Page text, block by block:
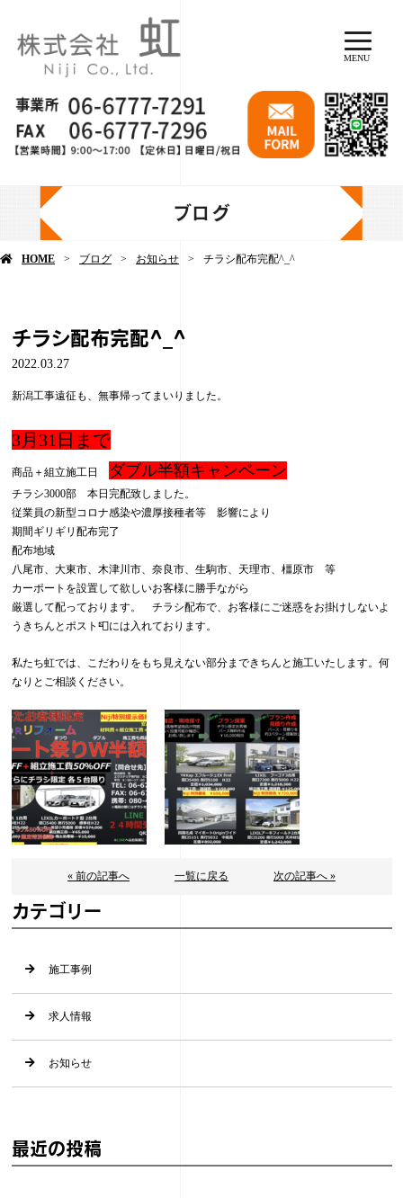
MENU
ブログ
HOME ブログ お知らせ チラシ配布完配^_^
チラシ配布完配^_^
2022.03.27
新潟工事遠征も、無事帰ってまいりました。
3月31日まで
商品＋組立施工日 ダブル半額キャンペーン
チラシ3000部 本日完配致しました。
従業員の新型コロナ感染や濃厚接種者等 影響により
期間ギリギリ配布完了
配布地域
八尾市、大東市、木津川市、奈良市、生駒市、天理市、橿原市 等
カーポートを設置して欲しいお客様に勝手ながら
厳選して配っております。 チラシ配布で、お客様にご迷惑をお掛けしないよ
うきちんとポスト📮には入れております。
私たち虹では、こだわりをもち見えない部分まできちんと施工いたします。何
なりとご相談ください。
« 前の記事へ 一覧に戻る 次の記事へ »
カテゴリー
施工事例
求人情報
お知らせ
最近の投稿